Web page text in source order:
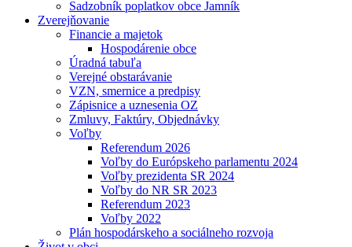
Sadzobník poplatkov obce Jamník
Zverejňovanie
Financie a majetok
Hospodárenie obce
Úradná tabuľa
Verejné obstarávanie
VZN, smernice a predpisy
Zápisnice a uznesenia OZ
Zmluvy, Faktúry, Objednávky
Voľby
Referendum 2026
Voľby do Európskeho parlamentu 2024
Voľby prezidenta SR 2024
Voľby do NR SR 2023
Referendum 2023
Voľby 2022
Plán hospodárskeho a sociálneho rozvoja